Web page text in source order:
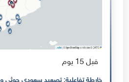
قبل 15 يوم
خارطة تفاعلية: تصعيد سعودي